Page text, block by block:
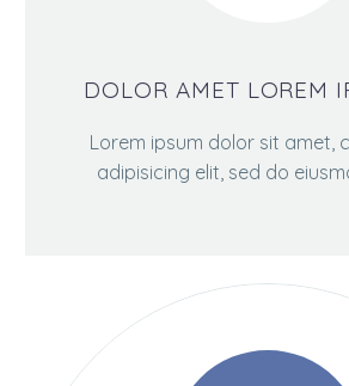
DOLOR AMET LOREM
Lorem ipsum dolor sit amet,
adipisicing elit, sed do